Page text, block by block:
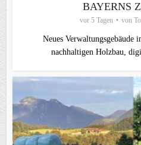
BAYERNS
vor 5 Tagen von
Neues
nachhaltigen Holzbau,